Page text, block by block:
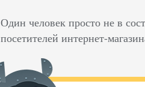
Один человек просто не в
посетителей интернет-